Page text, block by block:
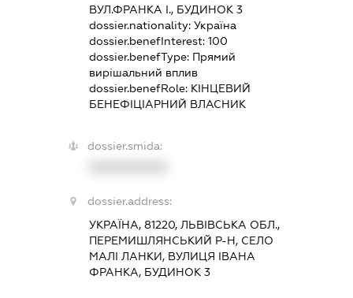
ВУЛ.ФРАНКА І., БУДИНОК 3
dossier.nationality: Україна
dossier.benefInterest: 100
dossier.benefType: Прямий
вирішальний вплив
dossier.benefRole: КІНЦЕВИЙ
БЕНЕФІЦІАРНИЙ ВЛАСНИК
dossier.smida:
dossier.address:
УКРАЇНА, 81220, ЛЬВІВСЬКА ОБЛ.,
ПЕРЕМИШЛЯНСЬКИЙ Р-Н, СЕЛО
МАЛІ ЛАНКИ, ВУЛИЦЯ ІВАНА
ФРАНКА, БУДИНОК 3